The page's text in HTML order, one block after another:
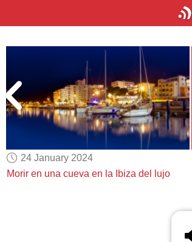
24 January 2024
Morir en una cueva en la Ibiza del lujo